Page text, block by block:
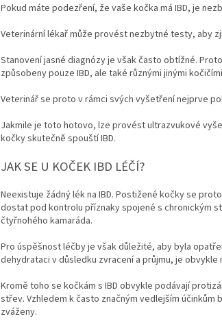
Pokud máte podezření, že vaše kočka má IBD, je
Veterinární lékař může provést nezbytné testy, aby
Stanovení jasné diagnózy je však často obtížné.
způsobeny pouze IBD, ale také různými jinými
Veterinář se proto v rámci svých vyšetření nejprve
Jakmile je toto hotovo, lze provést ultrazvukové
kočky skutečně spouští IBD.
JAK SE U KOČEK IBD LÉČÍ?
Neexistuje žádný lék na IBD. Postižené kočky se
dostat pod kontrolu příznaky spojené s chronickým
čtyřnohého
Pro úspěšnost léčby je však důležité, aby byla
dehydrataci v důsledku zvracení a průjmu, je
Kromě toho se kočkám s IBD obvykle podávají
střev. Vzhledem k často značným vedlejším
zváženy.